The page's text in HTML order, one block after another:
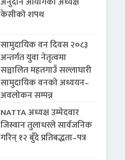
केसीको शपथ
सामुदायिक वन दिवस २०८३
अन्तर्गत युवा नेतृत्वमा
सञ्चालित महतगाउँ सल्लाघारी
सामुदायिक वनको अध्ययन–
अवलोकन सम्पन्न
NATTA अध्यक्ष उम्मेदवार
जिस्वान तुलाधरले सार्वजनिक
गरिन् १२ बुँदे प्रतिबद्धता–पत्र